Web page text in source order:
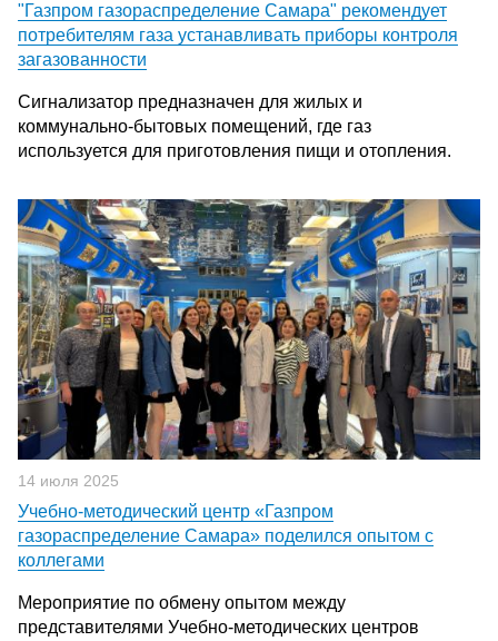
"Газпром газораспределение Самара" рекомендует
потребителям газа устанавливать приборы контроля
загазованности
Сигнализатор предназначен для жилых и
коммунально-бытовых помещений, где газ
используется для приготовления пищи и отопления.
14 июля 2025
Учебно-методический центр «Газпром
газораспределение Самара» поделился опытом с
коллегами
Мероприятие по обмену опытом между
представителями Учебно-методических центров